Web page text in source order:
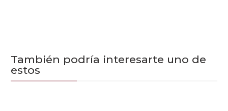
También podría interesarte uno de
estos